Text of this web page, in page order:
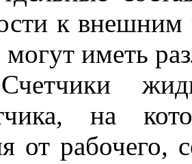
к внешним
могут иметь
на
от рабочего,